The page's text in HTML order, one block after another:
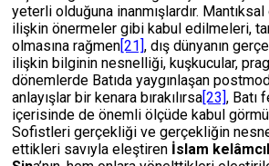
yeterli olduğuna inanmışlardır.
ilişkin önermeler gibi kabul edilmeleri,
olmasına rağmen[21], dış dünyanın
ilişkin bilginin nesnelliği, kuşkucular,
dönemlerde Batıda yaygınlaşan
anlayışlar bir kenara bırakılırsa[23], Batı
içerisinde de önemli ölçüde kabul
Sofistleri gerçekliği ve gerçekliğin
ettikleri savıyla eleştiren İslam